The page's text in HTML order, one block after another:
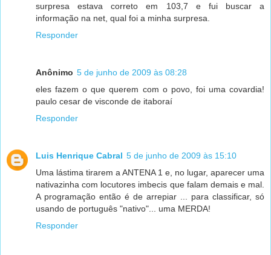
surpresa estava correto em 103,7 e fui buscar a
informação na net, qual foi a minha surpresa.
Responder
Anônimo 5 de junho de 2009 às 08:28
eles fazem o que querem com o povo, foi uma covardia!
paulo cesar de visconde de itaboraí
Responder
Luis Henrique Cabral 5 de junho de 2009 às 15:10
Uma lástima tirarem a ANTENA 1 e, no lugar, aparecer uma
nativazinha com locutores imbecis que falam demais e mal.
A programação então é de arrepiar ... para classificar, só
usando de português "nativo"... uma MERDA!
Responder